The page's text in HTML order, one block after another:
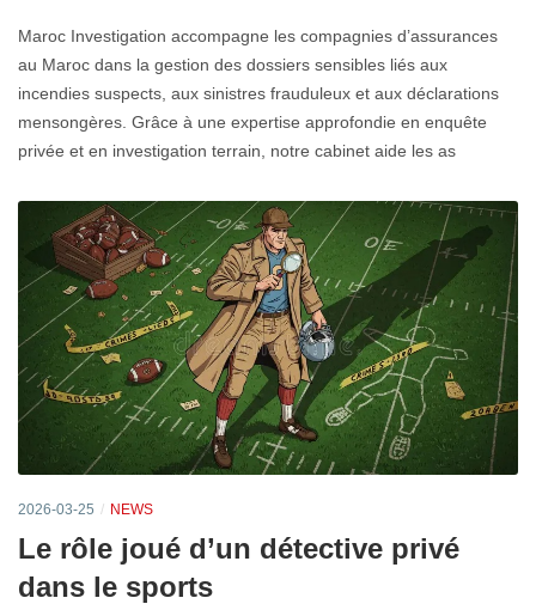
Maroc Investigation accompagne les compagnies d’assurances
au Maroc dans la gestion des dossiers sensibles liés aux
incendies suspects, aux sinistres frauduleux et aux déclarations
mensongères. Grâce à une expertise approfondie en enquête
privée et en investigation terrain, notre cabinet aide les as
2026-03-25 NEWS
Le rôle joué d’un détective privé
dans le sports